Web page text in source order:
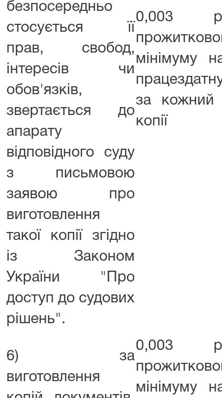
безпосередньо
стосується її
прав, свобод,
інтересів чи
обов'язків,
звертається до
апарату
відповідного суду
з письмовою
заявою про
виготовлення
такої копії згідно
із Законом
України "Про
доступ до судових
рішень".
0,003
мінімуму
за кожний
копії
6) за
виготовлення
0,003
мінімуму